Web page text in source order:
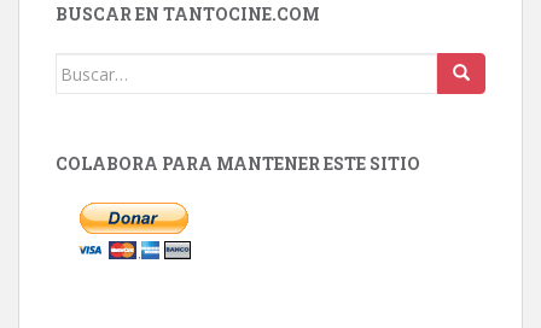
BUSCAR EN TANTOCINE.COM
Buscar:
COLABORA PARA MANTENER ESTE SITIO